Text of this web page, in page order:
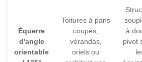
Équerre
d'angle
orientable
Toitures à pans
coupés,
vérandas,
oriels ou
à
pivot